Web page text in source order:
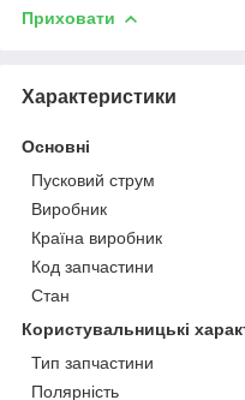
Приховати
Характеристики
Основні
Пусковий струм
Виробник
Країна виробник
Код запчастини
Стан
Користувальницькі
Тип запчастини
Полярність